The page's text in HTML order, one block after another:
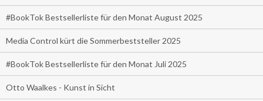
#BookTok Bestsellerliste für den Monat August 2025
Media Control kürt die Sommerbeststeller 2025
#BookTok Bestsellerliste für den Monat Juli 2025
Otto Waalkes - Kunst in Sicht